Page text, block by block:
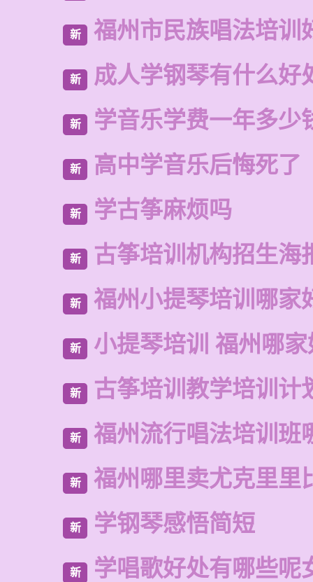
新 福州市民族唱法培训
新 成人学钢琴有什么好
新 学音乐学费一年多少
新 高中学音乐后悔死了
新 学古筝麻烦吗
新 古筝培训机构招生海
新 福州小提琴培训哪家
新 小提琴培训 福州哪
新 古筝培训教学培训计
新 福州流行唱法培训班
新 福州哪里卖尤克里里
新 学钢琴感悟简短
新 学唱歌好处有哪些呢